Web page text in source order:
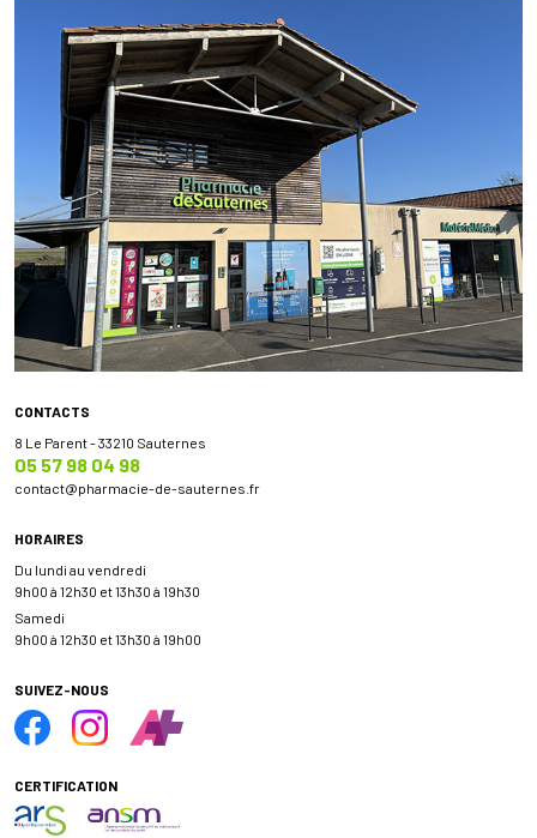
CONTACTS
8 Le Parent - 33210 Sauternes
05 57 98 04 98
contact@pharmacie-de-sauternes.fr
HORAIRES
Du lundi au vendredi
9h00 à 12h30 et 13h30 à 19h30
Samedi
9h00 à 12h30 et 13h30 à 19h00
SUIVEZ-NOUS
CERTIFICATION